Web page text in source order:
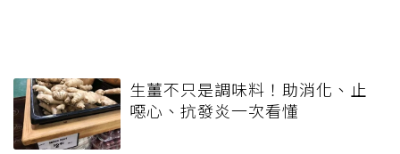
生薑不只是調味料！助消化、止
噁心、抗發炎一次看懂